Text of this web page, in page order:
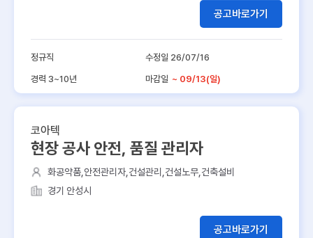
공고바로가기
정규직 수정일 26/07/16
경력 3~10년 마감일 ~ 09/13(일)
코아텍
현장 공사 안전, 품질 관리자
화공약품,안전관리자,건설관리,건설노무,건축설비
경기 안성시
공고바로가기